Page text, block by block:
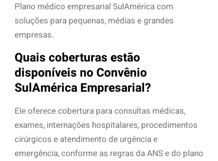
Plano médico empresarial SulAmérica com
soluções para pequenas, médias e grandes
empresas.
Quais coberturas estão
disponíveis no Convênio
SulAmérica Empresarial?
Ele oferece cobertura para consultas médicas,
exames, internações hospitalares, procedimentos
cirúrgicos e atendimento de urgência e
emergência, conforme as regras da ANS e do plano